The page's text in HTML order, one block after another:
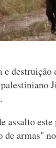
assalto
armas"